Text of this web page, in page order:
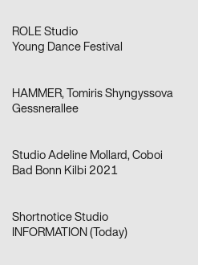
ROLE Studio
Young Dance Festival
HAMMER, Tomiris Shyngyssova
Gessnerallee
Studio Adeline Mollard, Coboi
Bad Bonn Kilbi 2021
Shortnotice Studio
INFORMATION (Today)